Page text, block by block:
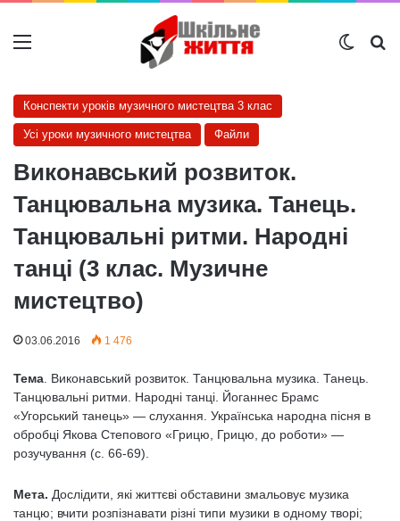
Меню
Конспекти уроків музичного мистецтва 3 клас
Усі уроки музичного мистецтва Файли
Виконавський розвиток.
Танцювальна музика. Танець.
Танцювальні ритми. Народні
танці (3 клас. Музичне
мистецтво)
03.06.2016 1 476
Тема . Виконавський розвиток. Танцювальна музика. Танець.
Танцювальні ритми. Народні танці. Йоганнес Брамс
«Угорський танець» — слухання. Українська народна пісня в
обробці Якова Степового «Грицю, Грицю, до роботи» —
розучування (с. 66-69).
Мета. Дослідити, які життєві обставини змальовує музика
танцю; вчити роз­пізнавати різні типи музики в одному творі;